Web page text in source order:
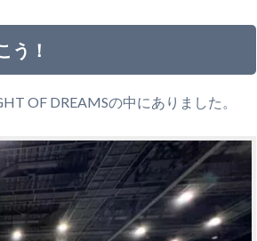
う！
OF DREAMSの中にありました。